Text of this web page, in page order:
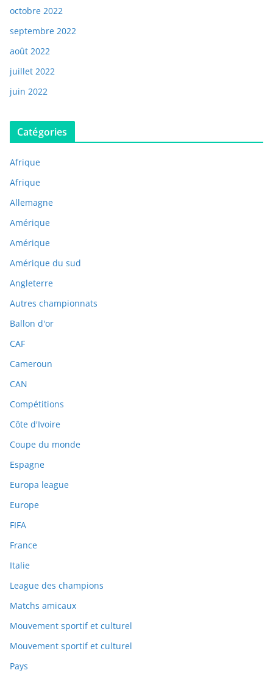
octobre 2022
septembre 2022
août 2022
juillet 2022
juin 2022
Catégories
Afrique
Afrique
Allemagne
Amérique
Amérique
Amérique du sud
Angleterre
Autres championnats
Ballon d'or
CAF
Cameroun
CAN
Compétitions
Côte d'Ivoire
Coupe du monde
Espagne
Europa league
Europe
FIFA
France
Italie
League des champions
Matchs amicaux
Mouvement sportif et culturel
Mouvement sportif et culturel
Pays